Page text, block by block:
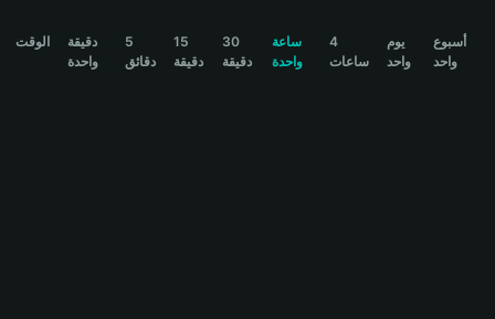
বাংলাالوقت
دقيقة
واحدة
5
دقائق
15
دقيقة
30
دقيقة
ساعة
واحدة
4
ساعات
يوم
واحد
أسبوع
واحد